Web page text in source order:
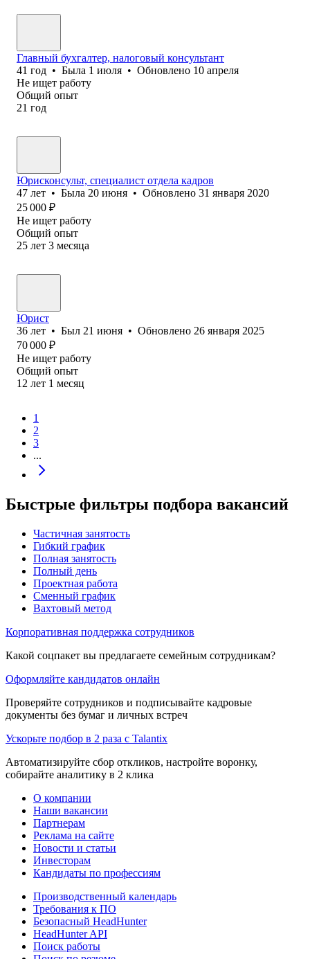
Главный бухгалтер, налоговый консультант
41 год • Была 1 июля • Обновлено 10 апреля
Не ищет работу
Общий опыт
21 год
Юрисконсульт, специалист отдела кадров
47 лет • Была 20 июня • Обновлено 31 января 2020
25 000 ₽
Не ищет работу
Общий опыт
25 лет 3 месяца
Юрист
36 лет • Был 21 июня • Обновлено 26 января 2025
70 000 ₽
Не ищет работу
Общий опыт
12 лет 1 месяц
1
2
3
...
Быстрые фильтры подбора вакансий
Частичная занятость
Гибкий график
Полная занятость
Полный день
Проектная работа
Сменный график
Вахтовый метод
Корпоративная поддержка сотрудников
Какой соцпакет вы предлагаете семейным сотрудникам?
Оформляйте кандидатов онлайн
Проверяйте сотрудников и подписывайте кадровые
документы без бумаг и личных встреч
Ускорьте подбор в 2 раза с Talantix
Автоматизируйте сбор откликов, настройте воронку,
собирайте аналитику в 2 клика
О компании
Наши вакансии
Партнерам
Реклама на сайте
Новости и статьи
Инвесторам
Кандидаты по профессиям
Производственный календарь
Требования к ПО
Безопасный HeadHunter
HeadHunter API
Поиск работы